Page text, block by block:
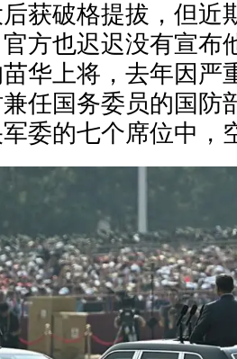
获破格提拔，但近
方也迟迟没有宣布
华上将，去年因严
任国务委员的国防
委的七个席位中，